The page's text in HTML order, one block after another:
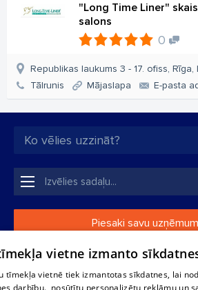
"Long Time Liner"
salons
0
Republikas laukums 3 - 17. ofiss, Rīga,
Tālrunis
Mājaslapa E-pasta
Piesaki savu
Ja tavs uzņēmums nav mūsu
vietne izmanto
tīmekļa vietnē tiek izmantotas sīkdatnes, lai
darbību., nosūtītu personalizētu reklāmu un